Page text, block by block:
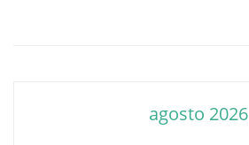
agosto 2026